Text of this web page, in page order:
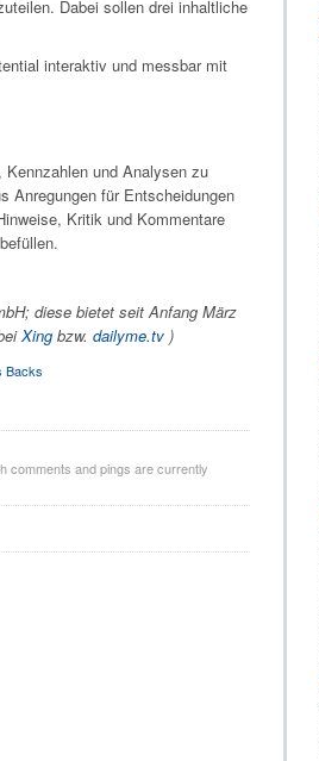
Dabei sollen drei inhaltliche
interaktiv und messbar mit
und Analysen zu
Anregungen für Entscheidungen
Kritik und Kommentare
diese bietet seit Anfang März
Xingbzw. dailyme.tv)
Backs
comments and pings are currently